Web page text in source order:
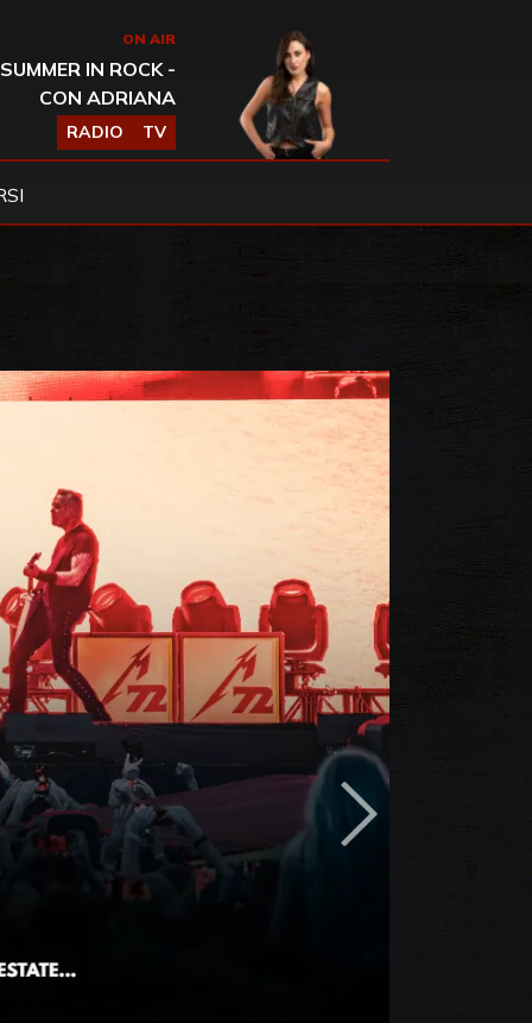
ON AIR
SUMMER IN ROCK -
CON ADRIANA
RADIO TV